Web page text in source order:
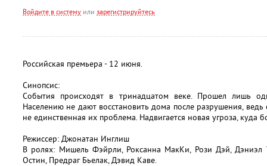
Войдите в систему или зарегистрируйтесь
Российская премьера - 12 июня.
Синопсис:
События происходят в тринадцатом веке. Прошел лишь
Населению не дают восстановить дома после разрушения,
не единственная их проблема. Надвигается новая угроза, куда
Режиссер: Джонатан Инглиш
В ролях: Мишель Фэйрли, Роксанна МакКи, Рози Дэй, Дэниэл
Остин, Предраг Бьелак, Дэвид Каве.